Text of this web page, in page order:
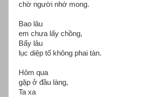
chờ người nhớ mong.
Bao lâu
em chưa lấy chồng,
Bấy lâu
lục diệp tố không phai tàn.
Hôm qua
gặp ở đầu làng,
Ta xa